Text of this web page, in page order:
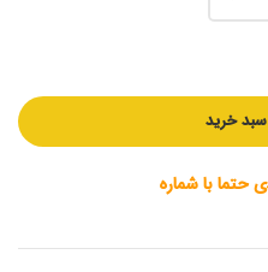
خرید
حتما با شماره